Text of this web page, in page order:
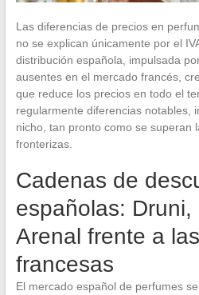
Las diferencias de precios en
no se explican únicamente por el
distribución española, impulsada
ausentes en el mercado francés,
que reduce los precios en todo el
regularmente diferencias notables,
nicho, tan pronto como se superan
fronterizas.
Cadenas de
españolas: Druni,
Arenal frente a
francesas
El mercado español de perfumes